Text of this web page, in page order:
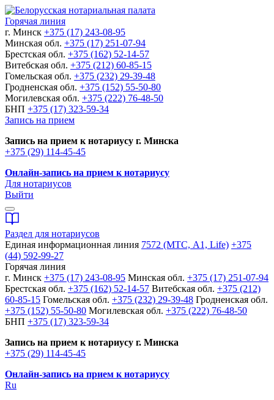
Горячая линия
г. Минск +375 (17) 243-08-95
Минская обл. +375 (17) 251-07-94
Брестская обл. +375 (162) 52-14-57
Витебская обл. +375 (212) 60-85-15
Гомельская обл. +375 (232) 29-39-48
Гродненская обл. +375 (152) 55-50-80
Могилевская обл. +375 (222) 76-48-50
БНП +375 (17) 323-59-34
Запись на прием
Запись на прием к нотариусу г. Минска
+375 (29) 114-45-45
Онлайн-запись на прием к нотариусу
Для нотариусов
Выйти
Раздел для нотариусов
Единая информационная линия 7572 (МТС, A1, Life) +375
(44) 592-99-27
Горячая линия
г. Минск +375 (17) 243-08-95 Минская обл. +375 (17) 251-07-94
Брестская обл. +375 (162) 52-14-57 Витебская обл. +375 (212)
60-85-15 Гомельская обл. +375 (232) 29-39-48 Гродненская обл.
+375 (152) 55-50-80 Могилевская обл. +375 (222) 76-48-50
БНП +375 (17) 323-59-34
Запись на прием к нотариусу г. Минска
+375 (29) 114-45-45
Онлайн-запись на прием к нотариусу
Ru